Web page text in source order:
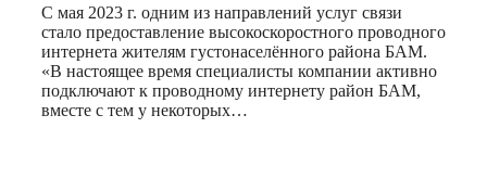
С мая 2023 г. одним из направлений услуг связи
стало предоставление высокоскоростного проводного
интернета жителям густонаселённого района БАМ.
«В настоящее время специалисты компании активно
подключают к проводному интернету район БАМ,
вместе с тем у некоторых…